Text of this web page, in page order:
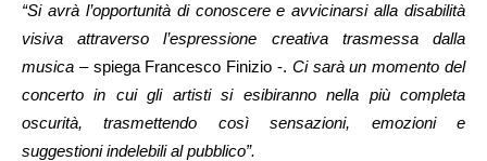
“Si avrà l’opportunità di conoscere e avvicinarsi alla disabilità
visiva attraverso l’espressione creativa trasmessa dalla
musica – spiega Francesco Finizio -. Ci sarà un momento del
concerto in cui gli artisti si esibiranno nella più completa
oscurità, trasmettendo così sensazioni, emozioni e
suggestioni indelebili al pubblico”.